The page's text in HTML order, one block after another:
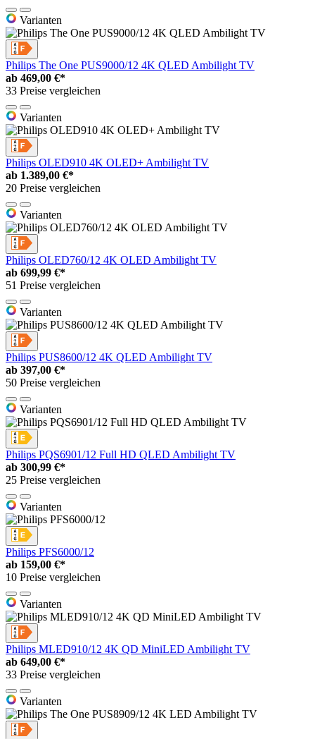
Varianten
Philips The One PUS9000/12 4K QLED Ambilight TV
ab 469,00 €*
33 Preise vergleichen
Varianten
Philips OLED910 4K OLED+ Ambilight TV
ab 1.389,00 €*
20 Preise vergleichen
Varianten
Philips OLED760/12 4K OLED Ambilight TV
ab 699,99 €*
51 Preise vergleichen
Varianten
Philips PUS8600/12 4K QLED Ambilight TV
ab 397,00 €*
50 Preise vergleichen
Varianten
Philips PQS6901/12 Full HD QLED Ambilight TV
ab 300,99 €*
25 Preise vergleichen
Varianten
Philips PFS6000/12
ab 159,00 €*
10 Preise vergleichen
Varianten
Philips MLED910/12 4K QD MiniLED Ambilight TV
ab 649,00 €*
33 Preise vergleichen
Varianten